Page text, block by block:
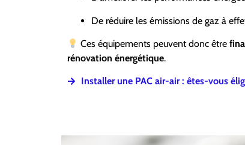
De réduire les émissions de gaz à
Ces équipements peuvent donc être
rénovation énergétique.
Installer une PAC air-air : êtes-vous